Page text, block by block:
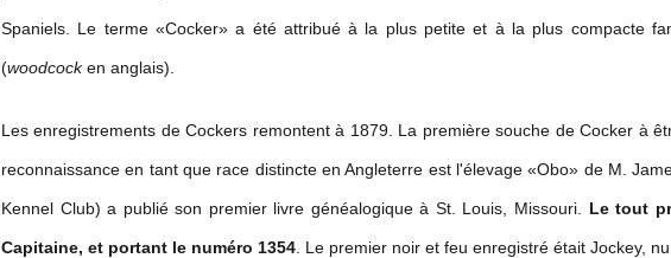
Spaniels. Le terme «Cocker» a été attribué à la plus petite et à la plus compacte
(woodcocken anglais).
Les enregistrements de Cockers remontent à 1879. La première souche de Cocker à
reconnaissance en tant que race distincte en Angleterre est l'élevage «Obo» de M.
Kennel Club) a publié son premier livre généalogique à St. Louis, Missouri. Le tout
Capitaine, et portant le numéro 1354 . Le premier noir et feu enregistré était Jockey,